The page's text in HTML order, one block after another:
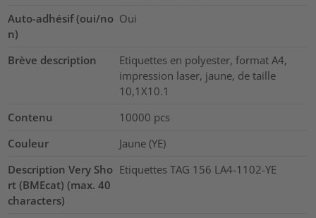
Auto-adhésif (oui/no
n)
Oui
Brève description
Etiquettes en polyester, format A4,
impression laser, jaune, de taille
10,1X10.1
Contenu
10000 pcs
Couleur
Jaune (YE)
Description Very Sho
rt (BMEcat) (max. 40
characters)
Etiquettes TAG 156 LA4-1102-YE